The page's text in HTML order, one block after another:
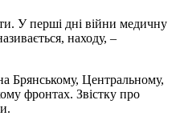
У перші дні війни медичну
находу, –
Брянському, Центральному,
фронтах. Звістку про